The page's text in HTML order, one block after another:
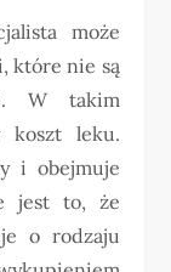
może
które nie są
W takim
koszt leku.
i obejmuje
jest to, że
o rodzaju